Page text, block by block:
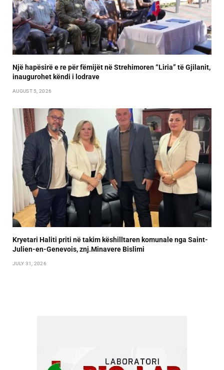
Një hapësirë e re për fëmijët në Strehimoren “Liria” të Gjilanit,
inaugurohet këndi i lodrave
AUGUST 5, 2026
Kryetari Haliti priti në takim këshilltaren komunale nga Saint-
Julien-en-Genevois, znj.Minavere Bislimi
JULY 31, 2026